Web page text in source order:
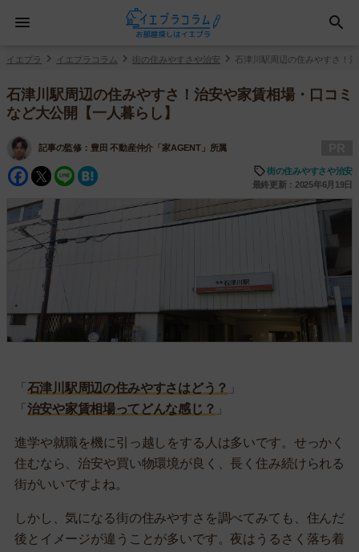
イエプラ イエプラコラム 街の住みやすさや治安 石津川駅周辺の住みやすさ！
石津川駅周辺の住みやすさ！治安や家賃相場・口コミ
など大公開【一人暮らし】
記事の監修： 豊田 不動産仲介「家AGENT」所属
Facebook
Twitter
Line
街の住みやすさや治安
最終更新：2025年6月19日
「 石津川駅周辺の住みやすさはどう？ 」
「 治安や家賃相場ってどんな感じ？ 」
進学や就職を機に引っ越しをする人は多いです。せっかく
住むなら、治安や買い物環境が良く、長く住み続けられる
街がいいですよね。
しかし、気になる街の住みやすさを調べてみても、住んだ
後とイメージが違うことが多いです。夜はうるさく落ち着